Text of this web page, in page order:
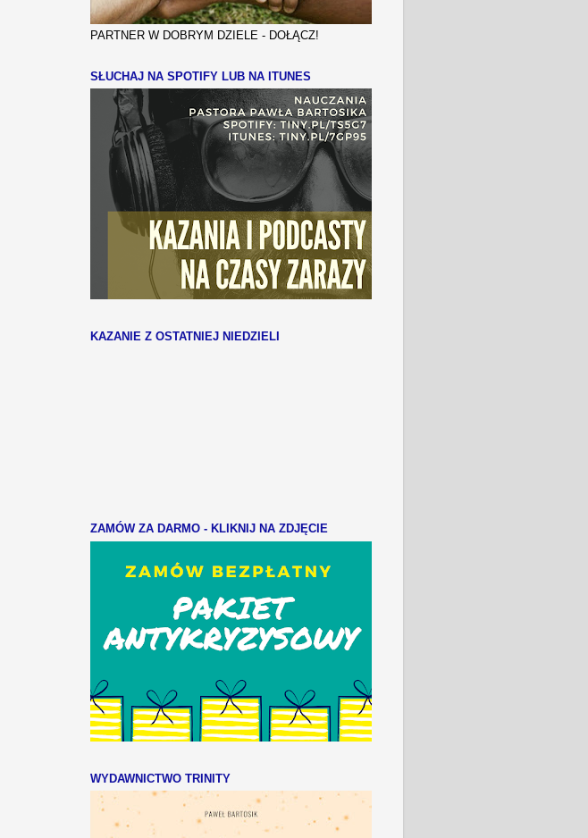
PARTNER W DOBRYM DZIELE - DOŁĄCZ!
SŁUCHAJ NA SPOTIFY LUB NA ITUNES
KAZANIE Z OSTATNIEJ NIEDZIELI
ZAMÓW ZA DARMO - KLIKNIJ NA ZDJĘCIE
WYDAWNICTWO TRINITY